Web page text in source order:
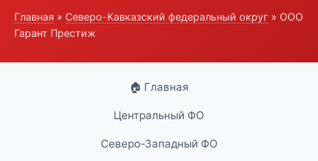
Главная » Северо-Кавказский федеральный округ » ООО
Гарант Престиж
🏠 Главная
Центральный ФО
Северо-Западный ФО